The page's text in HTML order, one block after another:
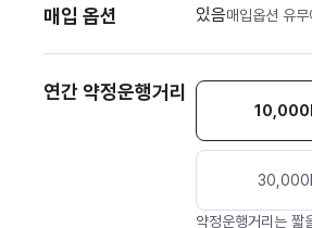
매입 옵션 있음매입옵션 유
연간 약정운행거리
10,000
30,000
약정운행거리는 짧